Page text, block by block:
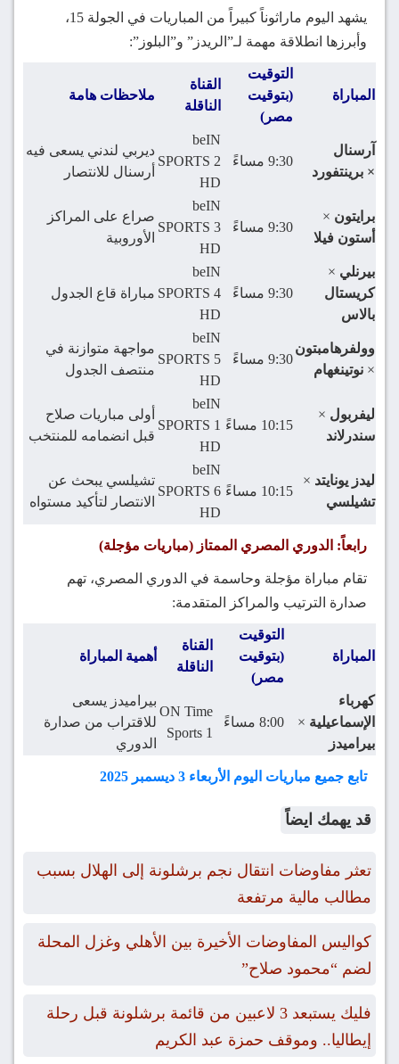
يشهد اليوم ماراثوناً كبيراً من المباريات في الجولة 15،
وأبرزها انطلاقة مهمة لـ”الريدز” و”البلوز”:
المباراة
التوقيت
(بتوقيت
مصر)
القناة
الناقلة
ملاحظات هامة
آرسنال
× برينتفورد
9:30 مساءً
beIN
SPORTS 2
HD
ديربي لندني يسعى فيه
أرسنال للانتصار
برايتون ×
أستون فيلا
9:30 مساءً
beIN
SPORTS 3
HD
صراع على المراكز
الأوروبية
بيرنلي ×
كريستال
بالاس
9:30 مساءً
beIN
SPORTS 4
HD
مباراة قاع الجدول
وولفرهامبتون
× نوتينغهام
9:30 مساءً
beIN
SPORTS 5
HD
مواجهة متوازنة في
منتصف الجدول
ليفربول ×
سندرلاند
10:15 مساءً
beIN
SPORTS 1
HD
أولى مباريات صلاح
قبل انضمامه للمنتخب
ليدز يونايتد ×
تشيلسي
10:15 مساءً
beIN
SPORTS 6
HD
تشيلسي يبحث عن
الانتصار لتأكيد مستواه
رابعاً: الدوري المصري الممتاز (مباريات مؤجلة)
تقام مباراة مؤجلة وحاسمة في الدوري المصري، تهم
صدارة الترتيب والمراكز المتقدمة:
المباراة
التوقيت
(بتوقيت
مصر)
القناة
الناقلة
أهمية المباراة
كهرباء
الإسماعيلية ×
بيراميدز
8:00 مساءً
ON Time
Sports 1
بيراميدز يسعى
للاقتراب من صدارة
الدوري
تابع جميع مباريات اليوم الأربعاء 3 ديسمبر 2025
قد يهمك ايضاً
تعثر مفاوضات انتقال نجم برشلونة إلى الهلال بسبب
مطالب مالية مرتفعة
كواليس المفاوضات الأخيرة بين الأهلي وغزل المحلة
لضم “محمود صلاح”
فليك يستبعد 3 لاعبين من قائمة برشلونة قبل رحلة
إيطاليا.. وموقف حمزة عبد الكريم